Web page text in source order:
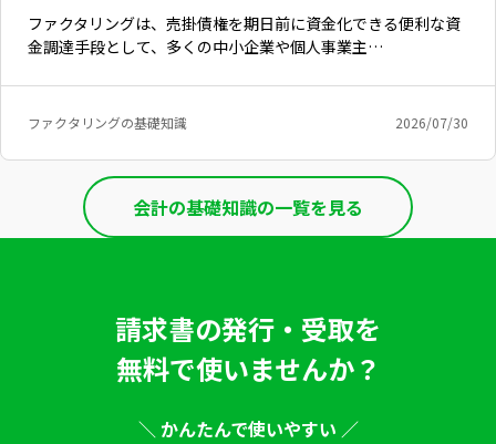
ファクタリングは、売掛債権を期日前に資金化できる便利な資
金調達手段として、多くの中小企業や個人事業主…
ファクタリングの基礎知識 2026/07/30
会計の基礎知識の一覧を見る
請求書の発行・受取を
無料で使いませんか？
＼ かんたんで使いやすい ／